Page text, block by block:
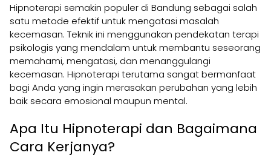
Hipnoterapi semakin populer di Bandung sebagai salah
satu metode efektif untuk mengatasi masalah
kecemasan. Teknik ini menggunakan pendekatan terapi
psikologis yang mendalam untuk membantu seseorang
memahami, mengatasi, dan menanggulangi
kecemasan. Hipnoterapi terutama sangat bermanfaat
bagi Anda yang ingin merasakan perubahan yang lebih
baik secara emosional maupun mental.
Apa Itu Hipnoterapi dan Bagaimana
Cara Kerjanya?